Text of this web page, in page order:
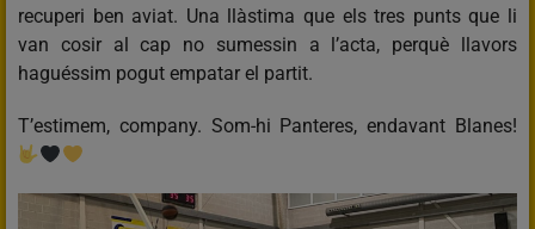
recuperi ben aviat. Una llàstima que els tres punts que li
van cosir al cap no sumessin a l’acta, perquè llavors
haguéssim pogut empatar el partit.
T’estimem, company. Som-hi Panteres, endavant Blanes!